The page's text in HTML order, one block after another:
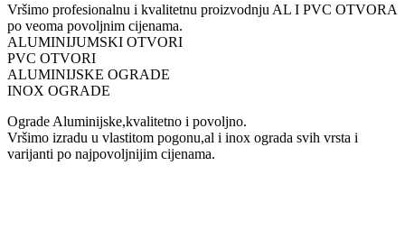
Vršimo profesionalnu i kvalitetnu proizvodnju AL I PVC OTVORA
po veoma povoljnim cijenama.
ALUMINIJUMSKI OTVORI
PVC OTVORI
ALUMINIJSKE OGRADE
INOX OGRADE
Ograde Aluminijske,kvalitetno i povoljno.
Vršimo izradu u vlastitom pogonu,al i inox ograda svih vrsta i
varijanti po najpovoljnijim cijenama.